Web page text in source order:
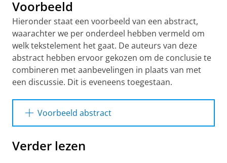
Voorbeeld
Hieronder staat een voorbeeld van een abstract,
waarachter we per onderdeel hebben vermeld om
welk tekstelement het gaat. De auteurs van deze
abstract hebben ervoor gekozen om de conclusie te
combineren met aanbevelingen in plaats van met
een discussie. Dit is eveneens toegestaan.
Voorbeeld abstract
modules ‘correct formuleren’ aan om
Verder lezen